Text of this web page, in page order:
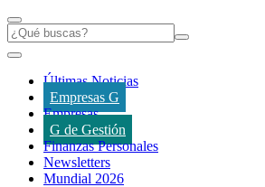
Últimas Noticias
Empresas G
Empresas
G de Gestión
Finanzas Personales
Newsletters
Mundial 2026